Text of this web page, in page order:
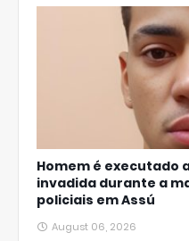
Homem é executado
invadida durante a
policiais em Assú
August 06, 2026